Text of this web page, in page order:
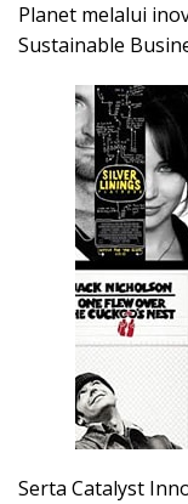
Planet melalui
Sustainable
Serta Catalyst